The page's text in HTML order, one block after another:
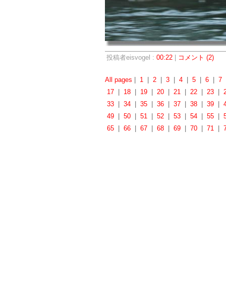
投稿者eisvogel : 00:22| コメント (2)
All pages 1 2 3 4 5 6 7
17
18 19 20 21 22 23
33
34 35 36 37 38 39
49
50 51 52 53 54 55
65
66 67 68 69 70 71